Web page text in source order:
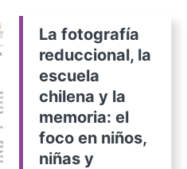
La fotografía
reduccional, la
escuela
chilena y la
memoria: el
foco en niños,
niñas y